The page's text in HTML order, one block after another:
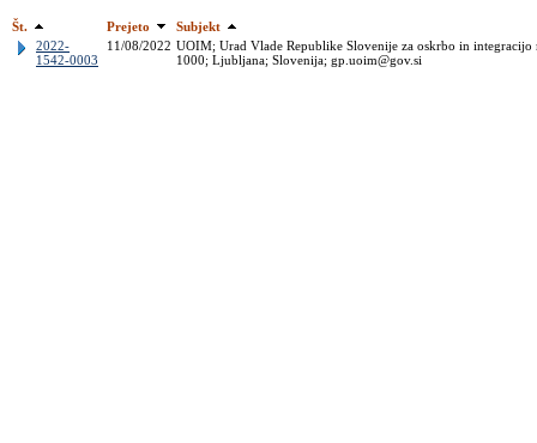
Št. Prejeto
Subjekt
2022-
1542-0003
11/08/2022 UOIM; Urad Vlade Republike Slovenije za oskrbo in integracijo
1000; Ljubljana; Slovenija; gp.uoim@gov.si